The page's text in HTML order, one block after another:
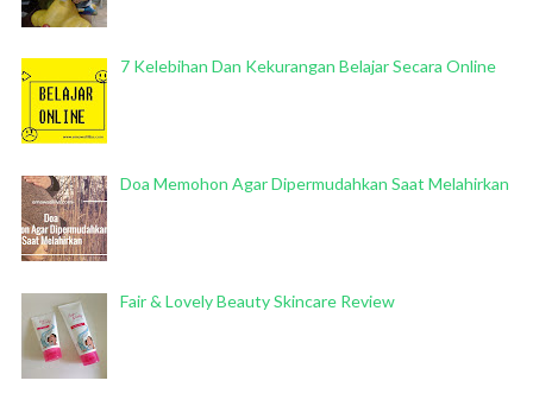
7 Kelebihan Dan Kekurangan Belajar Secara Online
Doa Memohon Agar Dipermudahkan Saat Melahirkan
Fair & Lovely Beauty Skincare Review